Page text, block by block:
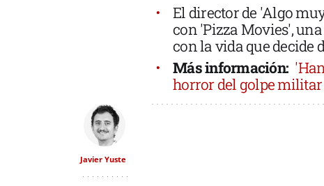
El director de 'Algo
con 'Pizza Movies',
con la vida que decide
Más información:
horror del golpe militar
Javier Yuste